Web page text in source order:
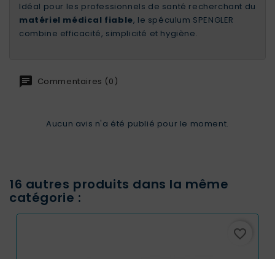
Idéal pour les professionnels de santé recherchant du
matériel médical fiable, le spéculum SPENGLER
combine efficacité, simplicité et hygiène.
Commentaires (0)
Aucun avis n'a été publié pour le moment.
16 autres produits dans la même
catégorie :
favorite_border